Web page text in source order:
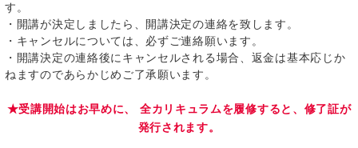
す。
・開講が決定しましたら、開講決定の連絡を致します。
・キャンセルについては、必ずご連絡願います。
・開講決定の連絡後にキャンセルされる場合、返金は基本応じか
ねますのであらかじめご了承願います。
★受講開始はお早めに、 全カリキュラムを履修すると、修了証が
発行されます。